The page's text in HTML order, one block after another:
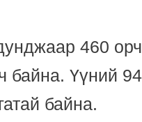
460
байна. Үүний
байна.